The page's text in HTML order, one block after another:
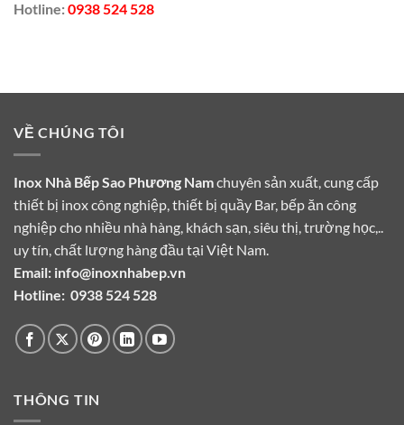
Hotline:0938 524 528
VỀ CHÚNG TÔI
Inox Nhà Bếp Sao Phương Namchuyên sản xuất, cung cấp
thiết bị inox công nghiệp, thiết bị quầy Bar, bếp ăn công
nghiệp cho nhiều nhà hàng, khách sạn, siêu thị, trường học,..
uy tín, chất lượng hàng đầu tại Việt Nam.
Email: info@inoxnhabep.vn
Hotline: 0938 524 528
THÔNG TIN